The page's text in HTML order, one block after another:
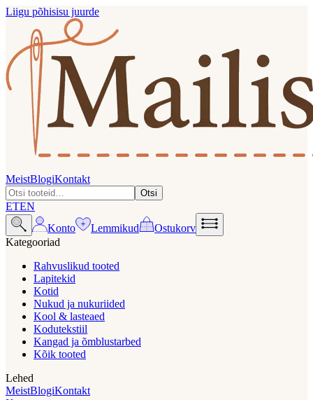
Liigu põhisisu juurde
MeistBlogiKontakt
Otsi
ETEN
Konto
Lemmikud
Ostukorv
Kategooriad
Rahvuslikud tooted
Lapitekid
Kotid
Nukud ja nukuriided
Kool & lasteaed
Kodutekstiil
Kangad ja õmblustarbed
Kõik tooted
Lehed
MeistBlogiKontakt